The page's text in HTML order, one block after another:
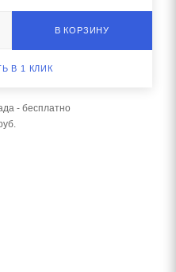
В КОРЗИНУ
В 1 КЛИК
- бесплатно